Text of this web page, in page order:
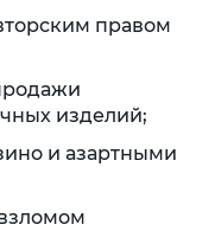
правом
изделий;
и азартными